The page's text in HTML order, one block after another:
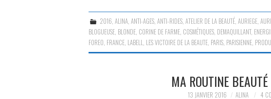
2016 ,ALINA ,ANTI-AGES ,ANTI-RIDES ,ATELIER DE LA BEAUTÉ ,AURIEGE ,
BLOGUEUSE BLONDE CORINE DE FARME COSMÉTIQUES DEMAQUILLANT,
FOREO FRANCE LABELL LES VICTOIRE DE LA BEAUTE PARIS PARISIENNE
MA ROUTINE
13 JANVIER 2016 ALINA 4